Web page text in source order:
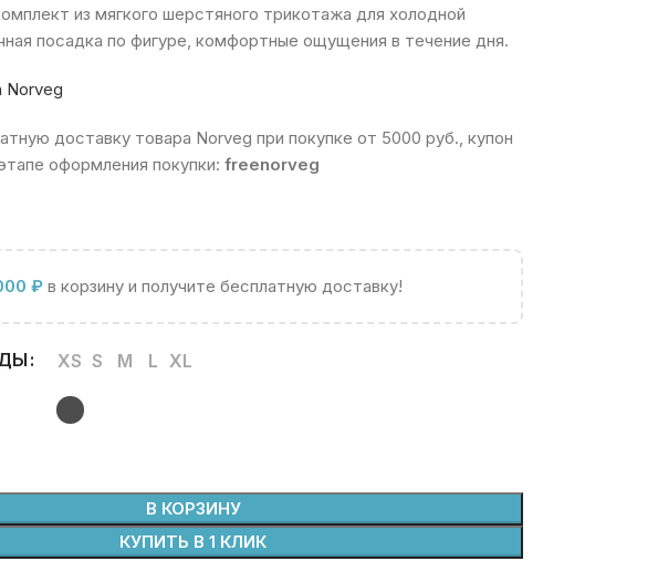
из мягкого шерстяного трикотажа для холодной
посадка по фигуре, комфортные ощущения в течение дня.
Norveg
доставку товара Norveg при покупке от 5000 руб., купон
оформления покупки: freenorveg
₽в корзину и получите бесплатную доставку!
XS S M L XL
В КОРЗИНУ
КУПИТЬ В 1 КЛИК